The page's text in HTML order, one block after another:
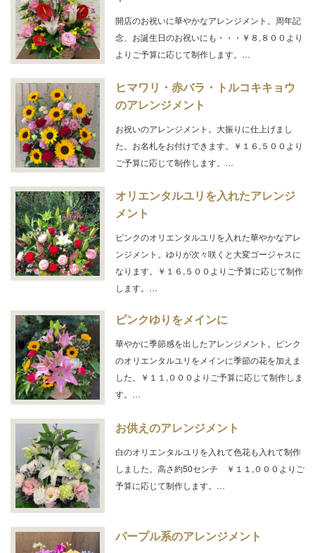
開店のお祝いに華やかなアレンジメント。周年記
念、お誕生日のお祝いにも・・・￥８,８００より
よりご予算に応じて制作します。…
ヒマワリ・赤バラ・トルコキキョウ
のアレンジメント
お祝いのアレンジメント。大振りに仕上げまし
た。お名札をお付けできます。￥１６,５００より
ご予算に応じて制作します。…
オリエンタルユリを入れたアレンジ
メント
ピンクのオリエンタルユリを入れた華やかなアレ
ンジメント。ゆりが次々咲くと大変ゴージャスに
なります。￥１６,５００よりご予算に応じて制作
します。…
ピンクゆりをメインに
華やかに季節感を出したアレンジメント。ピンク
のオリエンタルユリをメインに季節の花を加えま
した。￥１１,０００よりご予算に応じて制作しま
す。…
お供えのアレンジメント
白のオリエンタルユリを入れて色花も入れて制作
しました。高さ約50センチ ￥１１,０００よりご
予算に応じて制作します。…
パープル系のアレンジメント